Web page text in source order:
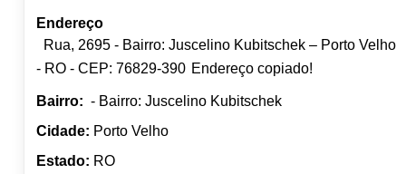
Endereço
Rua, 2695 - Bairro: Juscelino Kubitschek – Porto Velho
- RO - CEP: 76829-390 Endereço copiado!
Bairro: - Bairro: Juscelino Kubitschek
Cidade: Porto Velho
Estado: RO